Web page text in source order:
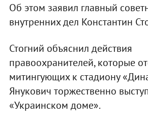
Об этом заявил главный
внутренних дел Константин
Стогний объяснил действия
правоохранителей, которые
митингующих к стадиону
Янукович торжественно
«Украинском доме».